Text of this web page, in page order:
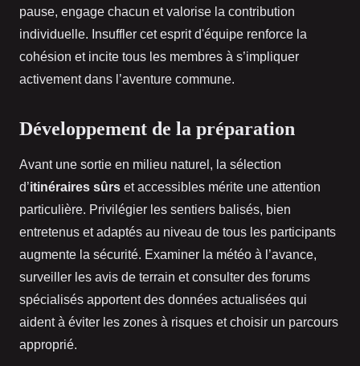
pause, engage chacun et valorise la contribution
individuelle. Insuffler cet esprit d'équipe renforce la
cohésion et incite tous les membres à s’impliquer
activement dans l’aventure commune.
Développement de la préparation
Avant une sortie en milieu naturel, la sélection
d’itinéraires sûrs et accessibles mérite une attention
particulière. Privilégier les sentiers balisés, bien
entretenus et adaptés au niveau de tous les participants
augmente la sécurité. Examiner la météo à l’avance,
surveiller les avis de terrain et consulter des forums
spécialisés apportent des données actualisées qui
aident à éviter les zones à risques et choisir un parcours
approprié.